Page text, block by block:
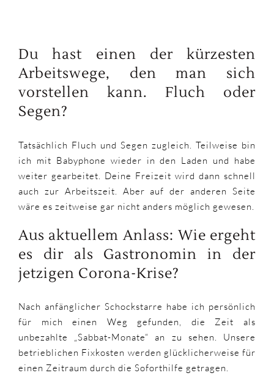
Du hast einen der kürzesten
Arbeitswege, den man sich
vorstellen kann. Fluch oder
Segen?
Tatsächlich Fluch und Segen zugleich. Teilweise bin
ich mit Babyphone wieder in den Laden und habe
weiter gearbeitet. Deine Freizeit wird dann schnell
auch zur Arbeitszeit. Aber auf der anderen Seite
wäre es zeitweise gar nicht anders möglich gewesen.
Aus aktuellem Anlass: Wie ergeht
es dir als Gastronomin in der
jetzigen Corona-Krise?
Nach anfänglicher Schockstarre habe ich persönlich
für mich einen Weg gefunden, die Zeit als
unbezahlte „Sabbat-Monate“ an zu sehen. Unsere
betrieblichen Fixkosten werden glücklicherweise für
einen Zeitraum durch die Soforthilfe getragen.